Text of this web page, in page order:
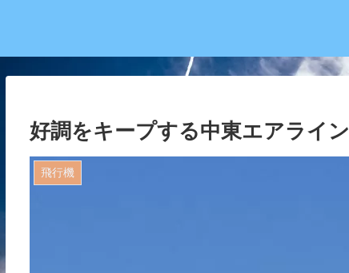
好調をキープする中東エアライン
飛行機